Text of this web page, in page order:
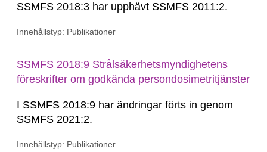
SSMFS 2018:3 har upphävt SSMFS 2011:2.
Innehållstyp: Publikationer
SSMFS 2018:9 Strålsäkerhetsmyndighetens
föreskrifter om godkända persondosimetritjänster
I SSMFS 2018:9 har ändringar förts in genom
SSMFS 2021:2.
Innehållstyp: Publikationer